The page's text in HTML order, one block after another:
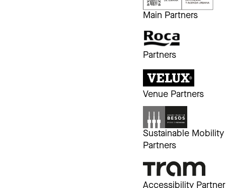
Main Partners
Partners
Venue Partners
Sustainable Mobility
Partners
Accessibility Partner